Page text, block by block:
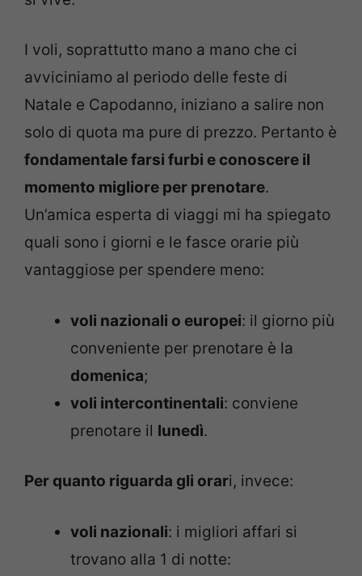
I voli, soprattutto mano a mano che ci
avviciniamo al periodo delle feste di
Natale e Capodanno, iniziano a salire non
solo di quota ma pure di prezzo. Pertanto è
fondamentale farsi furbi e conoscere il
momento migliore per prenotare.
Un’amica esperta di viaggi mi ha spiegato
quali sono i giorni e le fasce orarie più
vantaggiose per spendere meno:
voli nazionali o europei: il giorno più
conveniente per prenotare è la
domenica;
voli intercontinentali: conviene
prenotare il lunedì.
Per quanto riguarda gli orari, invece:
voli nazionali: i migliori affari si
trovano alla 1 di notte: